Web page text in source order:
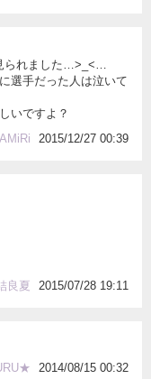
られました…>_<…
選手だった人は泣いて
いですよ？
AMiRi
2015/12/27 00:39
良夏
2015/07/28 19:11
2014/08/15 00:32